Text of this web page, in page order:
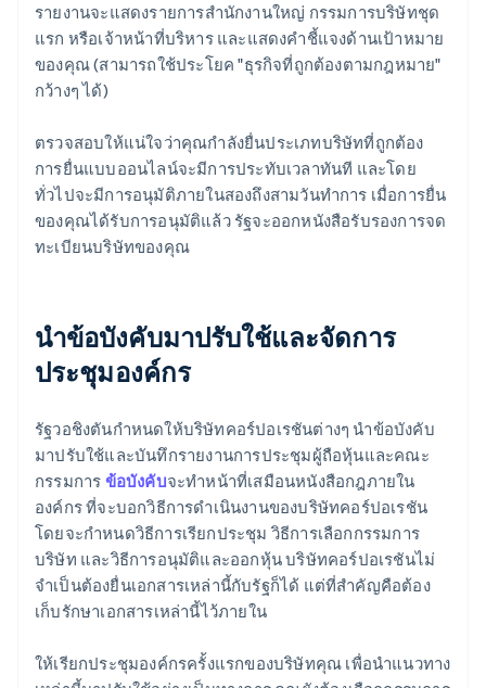
รายงานจะแสดงรายการสำนักงานใหญ่ กรรมการบริษัทชุด
แรก หรือเจ้าหน้าที่บริหาร และแสดงคำชี้แจงด้านเป้าหมาย
ของคุณ (สามารถใช้ประโยค "ธุรกิจที่ถูกต้องตามกฎหมาย"
กว้างๆ ได้)
ตรวจสอบให้แน่ใจว่าคุณกำลังยื่นประเภทบริษัทที่ถูกต้อง
การยื่นแบบออนไลน์จะมีการประทับเวลาทันที และโดย
ทั่วไปจะมีการอนุมัติภายในสองถึงสามวันทำการ เมื่อการยื่น
ของคุณได้รับการอนุมัติแล้ว รัฐจะออกหนังสือรับรองการจด
ทะเบียนบริษัทของคุณ
นำข้อบังคับมาปรับใช้และจัดการ
ประชุมองค์กร
รัฐวอชิงตันกำหนดให้บริษัทคอร์ปอเรชันต่างๆ นำข้อบังคับ
มาปรับใช้และบันทึกรายงานการประชุมผู้ถือหุ้นและคณะ
กรรมการ ข้อบังคับจะทำหน้าที่เสมือนหนังสือกฎภายใน
องค์กร ที่จะบอกวิธีการดำเนินงานของบริษัทคอร์ปอเรชัน
โดยจะกำหนดวิธีการเรียกประชุม วิธีการเลือกกรรมการ
บริษัท และวิธีการอนุมัติและออกหุ้น บริษัทคอร์ปอเรชันไม่
จำเป็นต้องยื่นเอกสารเหล่านี้กับรัฐก็ได้ แต่ที่สำคัญคือต้อง
เก็บรักษาเอกสารเหล่านี้ไว้ภายใน
ให้เรียกประชุมองค์กรครั้งแรกของบริษัทคุณ เพื่อนำแนวทาง